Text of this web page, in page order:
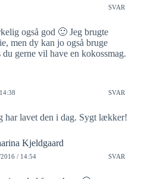
SVAR
også god 🙂 Jeg brugte
men dy kan jo også bruge
gerne vil have en kokossmag.
SVAR
har lavet den i dag. Sygt lækker!
Kjeldgaard
/ 14:54 SVAR